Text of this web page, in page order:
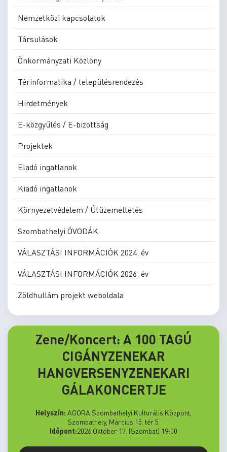
Nemzetközi kapcsolatok
Társulások
Önkormányzati Közlöny
Térinformatika / településrendezés
Hirdetmények
E-közgyűlés / E-bizottság
Projektek
Eladó ingatlanok
Kiadó ingatlanok
Környezetvédelem / Útüzemeltetés
Szombathelyi ÓVODÁK
VÁLASZTÁSI INFORMÁCIÓK 2024. év
VÁLASZTÁSI INFORMÁCIÓK 2026. év
Zöldhullám projekt weboldala
Zene/Koncert: A 100 TAGÚ
CIGÁNYZENEKAR
HANGVERSENYZENEKARI
GÁLAKONCERTJE
Helyszín: AGORA Szombathelyi Kulturális Központ,
Szombathely, Március 15. tér 5.
Időpont:2026 Október 17. (Szombat) 19:00